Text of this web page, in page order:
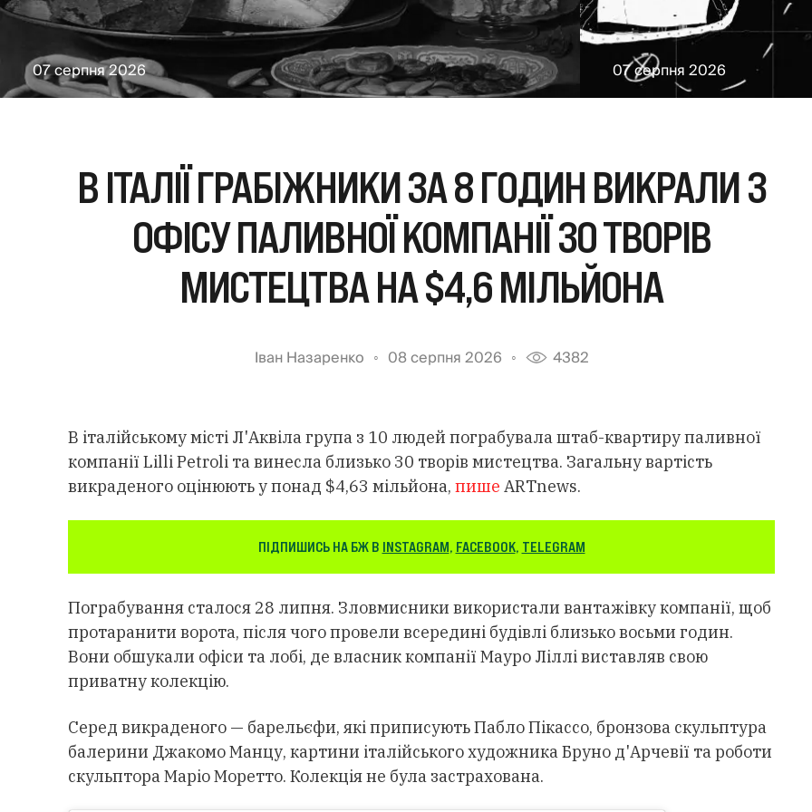
07 серпня 2026 07 серпня 2026
В ІТАЛІЇ ГРАБІЖНИКИ ЗА 8 ГОДИН ВИКРАЛИ З
ОФІСУ ПАЛИВНОЇ КОМПАНІЇ 30 ТВОРІВ
МИСТЕЦТВА НА $4,6 МІЛЬЙОНА
Іван Назаренко 08 серпня 2026 4382
В італійському місті Л'Аквіла група з 10 людей пограбувала штаб-квартиру паливної
компанії Lilli Petroli та винесла близько 30 творів мистецтва. Загальну вартість
викраденого оцінюють у понад $4,63 мільйона, пише ARTnews.
ПІДПИШИСЬ НА БЖ В INSTAGRAM, FACEBOOK, TELEGRAM
Пограбування сталося 28 липня. Зловмисники використали вантажівку компанії, щоб
протаранити ворота, після чого провели всередині будівлі близько восьми годин.
Вони обшукали офіси та лобі, де власник компанії Мауро Ліллі виставляв свою
приватну колекцію.
Серед викраденого — барельєфи, які приписують Пабло Пікассо, бронзова скульптура
балерини Джакомо Манцу, картини італійського художника Бруно д'Арчевії та роботи
скульптора Маріо Моретто. Колекція не була застрахована.